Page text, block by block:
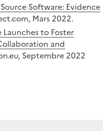
Software: Evidence
Mars 2022.
to Foster
and
Septembre 2022